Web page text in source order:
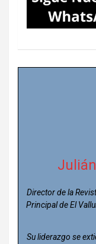
Director de la
Principal de El
Su liderazgo se